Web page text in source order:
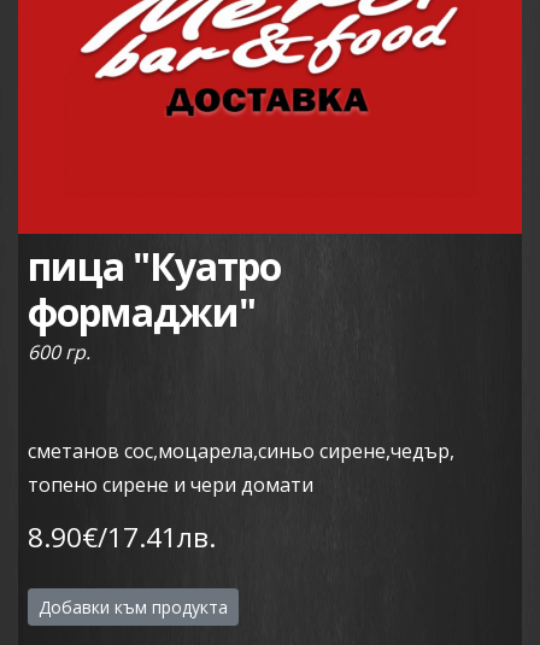
пица "Куатро
формаджи"
600 гр.
сметанов сос,моцарела,синьо сирене,чедър,
топено сирене и чери домати
8.90€/17.41лв.
Добавки към продукта